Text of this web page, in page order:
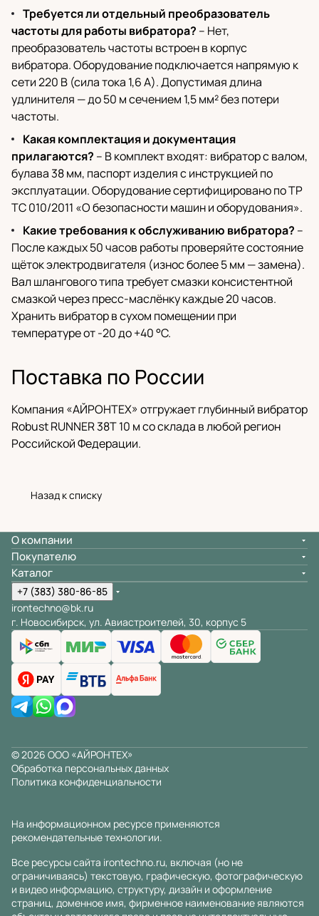
Требуется ли отдельный преобразователь
частоты для работы вибратора? – Нет,
преобразователь частоты встроен в корпус
вибратора. Оборудование подключается напрямую к
сети 220 В (сила тока 1,6 А). Допустимая длина
удлинителя — до 50 м сечением 1,5 мм² без потери
частоты.
Какая комплектация и документация
прилагаются? – В комплект входят: вибратор с валом,
булава 38 мм, паспорт изделия с инструкцией по
эксплуатации. Оборудование сертифицировано по ТР
ТС 010/2011 «О безопасности машин и оборудования».
Какие требования к обслуживанию вибратора? –
После каждых 50 часов работы проверяйте состояние
щёток электродвигателя (износ более 5 мм — замена).
Вал шлангового типа требует смазки консистентной
смазкой через пресс-маслёнку каждые 20 часов.
Хранить вибратор в сухом помещении при
температуре от -20 до +40 °C.
Поставка по России
Компания «АЙРОНТЕХ» отгружает глубинный вибратор
Robust RUNNER 38T 10 м со склада в любой регион
Российской Федерации.
Назад к списку
О компании
Покупателю
Каталог
+7 (383) 380-86-85
irontechno@bk.ru
г. Новосибирск, ул. Авиастроителей, 30, корпус 5
© 2026 ООО «АЙРОНТЕХ»
Обработка персональных данных
Политика конфиденциальности
На информационном ресурсе применяются
рекомендательные технологии.
Все ресурсы сайта irontechno.ru, включая (но не
ограничиваясь) текстовую, графическую, фотографическую
и видео информацию, структуру, дизайн и оформление
страниц, доменное имя, фирменное наименование являются